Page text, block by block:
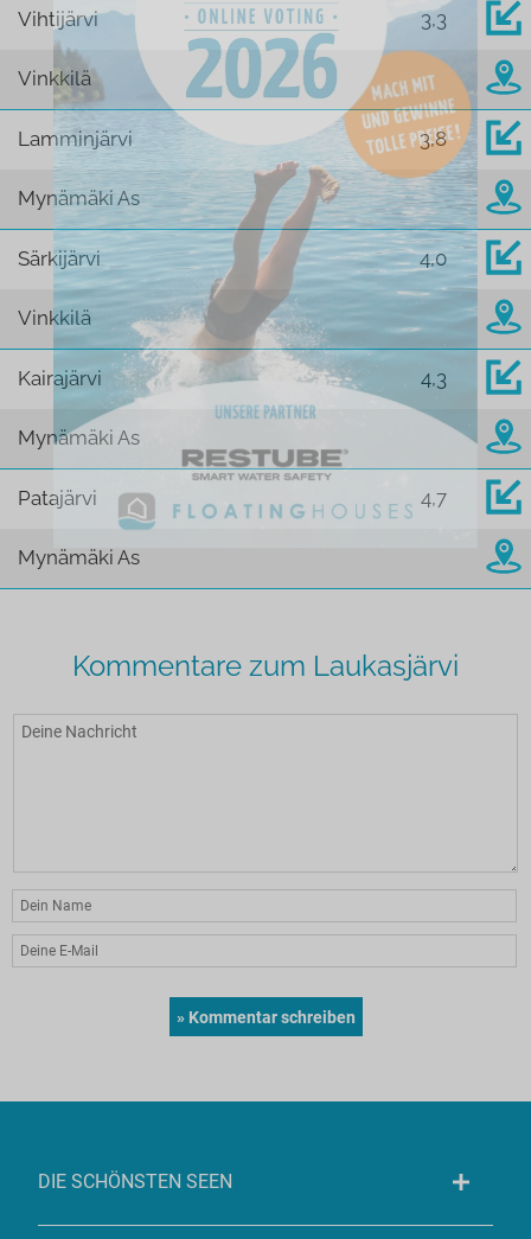
Vihtijärvi 3,3
Vinkkilä
Lamminjärvi 3,8
Mynämäki As
Särkijärvi 4,0
Vinkkilä
Kairajärvi 4,3
Mynämäki As
Patajärvi 4,7
Mynämäki As
Kommentare zum Laukasjärvi
DIE SCHÖNSTEN SEEN